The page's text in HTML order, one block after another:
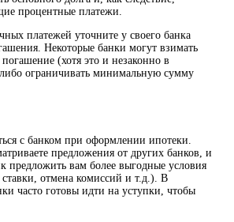
процентные платежи.
платежей уточните у своего банка
Некоторые банки могут взимать
(хотя это и незаконно в
ограничивать минимальную сумму
с банком при оформлении ипотеки.
предложения от других банков, и
предложить вам более выгодные условия
отмена комиссий и т.д.). В
часто готовы идти на уступки, чтобы